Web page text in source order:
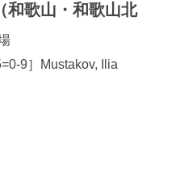
歌山・和歌山北
9］Mustakov, Ilia